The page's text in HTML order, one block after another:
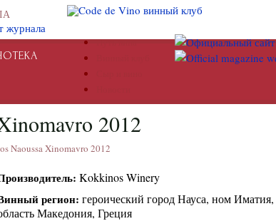
Путь вина
2012
Naoussa Xinomavro 2012
Kokkinos Winery
регион: героический город Науса, ном Иматия,
Македония, Греция